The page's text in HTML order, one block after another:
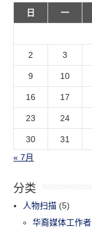
日
一
2 3
9 10
16 17
23 24
30
31
« 7月
分类
人物扫描 (5)
华裔媒体工作者